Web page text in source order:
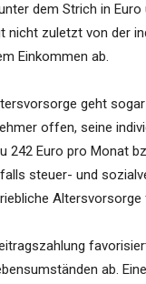
dem Strich in Euro
nicht zuletzt von der
Einkommen ab.
geht
offen, seine
242 Euro pro Monat
steuer- und
Altersvorsorge
ab.